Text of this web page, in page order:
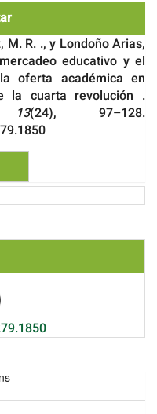
M. R. ., y Londoño Arias,
educativo y el
oferta académica en
la cuarta revolución .
13(24), 97–128.